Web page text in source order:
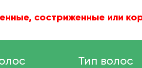
состриженные или
Тип волос